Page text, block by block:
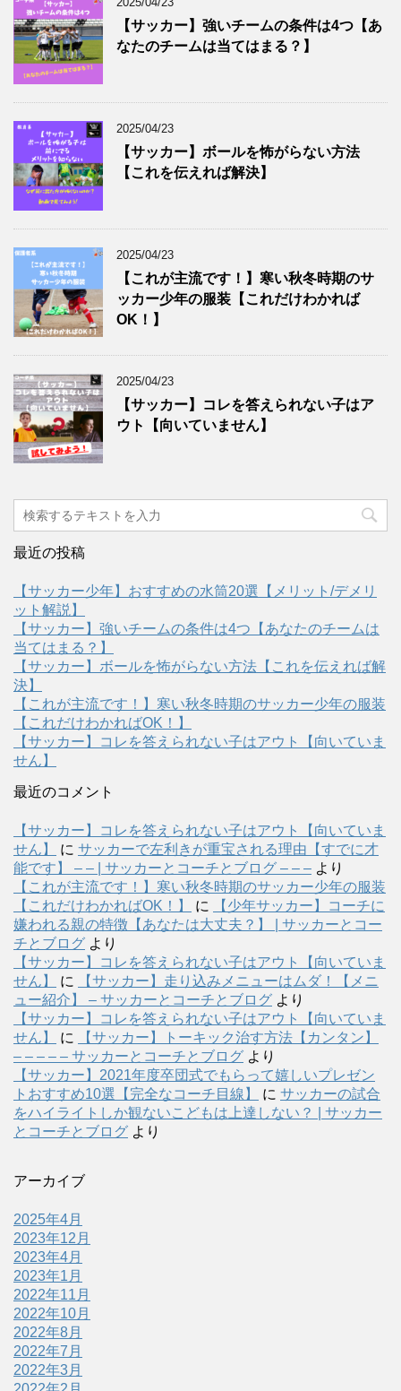
【サッカー】強いチームの条件は4つ【あ
なたのチームは当てはまる？】
2025/04/23
【サッカー】ボールを怖がらない方法
【これを伝えれば解決】
2025/04/23
【これが主流です！】寒い秋冬時期のサ
ッカー少年の服装【これだけわかれば
OK！】
2025/04/23
【サッカー】コレを答えられない子はア
ウト【向いていません】
最近の投稿
【サッカー少年】おすすめの水筒20選【メリット/デメリ
ット解説】
【サッカー】強いチームの条件は4つ【あなたのチームは
当てはまる？】
【サッカー】ボールを怖がらない方法【これを伝えれば解
決】
【これが主流です！】寒い秋冬時期のサッカー少年の服装
【これだけわかればOK！】
【サッカー】コレを答えられない子はアウト【向いていま
せん】
最近のコメント
【サッカー】コレを答えられない子はアウト【向いていま
せん】
に サッカーで左利きが重宝される理由【すでに才
能です】 – – | サッカーとコーチとブログ – – – より
【これが主流です！】寒い秋冬時期のサッカー少年の服装
【これだけわかればOK！】
に
【少年サッカー】コーチに
嫌われる親の特徴【あなたは大丈夫？】 | サッカーとコー
チとブログ より
【サッカー】コレを答えられない子はアウト【向いていま
せん】
に
【サッカー】走り込みメニューはムダ！【メニ
ュー紹介】 – サッカーとコーチとブログ より
【サッカー】コレを答えられない子はアウト【向いていま
せん】
に
【サッカー】トーキック治す方法【カンタン】
– – – – – サッカーとコーチとブログ より
【サッカー】2021年度卒団式でもらって嬉しいプレゼン
トおすすめ10選【完全なコーチ目線】
に サッカーの試合
をハイライトしか観ないこどもは上達しない？ | サッカー
とコーチとブログ より
アーカイブ
2025年4月
2023年12月
2023年4月
2023年1月
2022年11月
2022年10月
2022年8月
2022年7月
2022年3月